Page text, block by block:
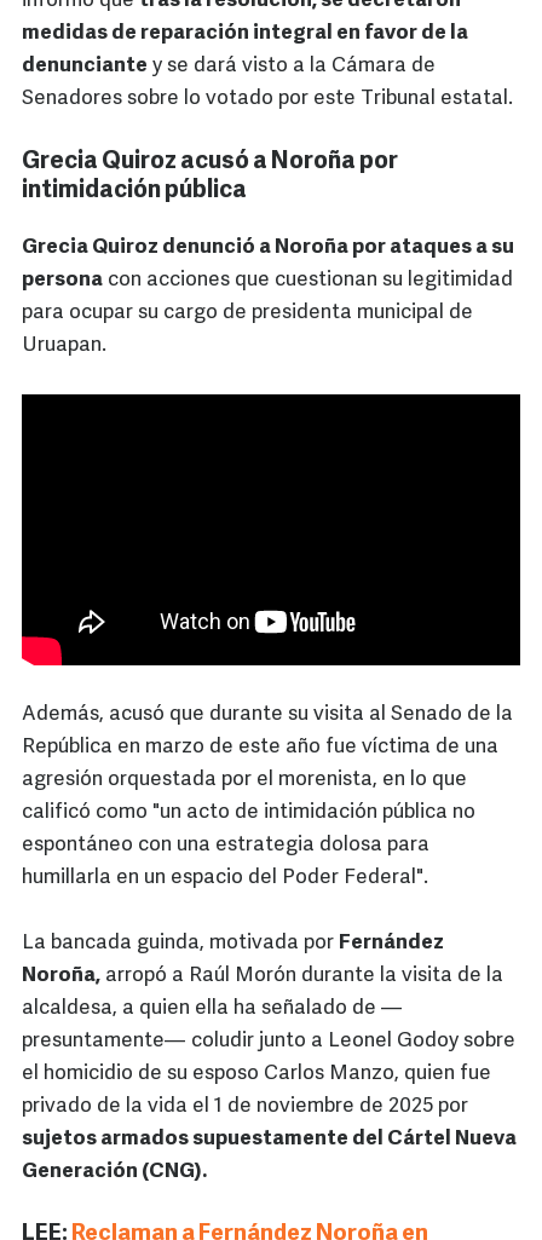
medidas de reparación integral en favor de la
denunciante y se dará visto a la Cámara de
Senadores sobre lo votado por este Tribunal estatal.
Grecia Quiroz acusó a Noroña por
intimidación pública
Grecia Quiroz denunció a Noroña por ataques a su
persona con acciones que cuestionan su legitimidad
para ocupar su cargo de presidenta municipal de
Uruapan.
Además, acusó que durante su visita al Senado de la
República en marzo de este año fue víctima de una
agresión orquestada por el morenista, en lo que
calificó como "un acto de intimidación pública no
espontáneo con una estrategia dolosa para
humillarla en un espacio del Poder Federal".
La bancada guinda, motivada por Fernández
Noroña, arropó a Raúl Morón durante la visita de la
alcaldesa, a quien ella ha señalado de —
presuntamente— coludir junto a Leonel Godoy sobre
el homicidio de su esposo Carlos Manzo, quien fue
privado de la vida el 1 de noviembre de 2025 por
sujetos armados supuestamente del Cártel Nueva
Generación (CNG).
LEE: Reclaman a Fernández Noroña en